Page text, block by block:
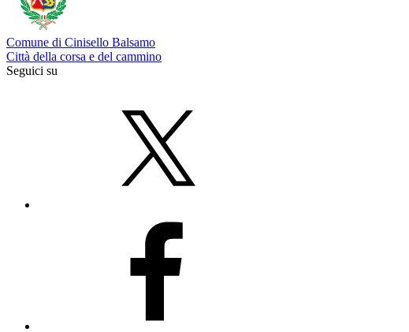
Comune di Cinisello Balsamo
Città della corsa e del cammino
Seguici su